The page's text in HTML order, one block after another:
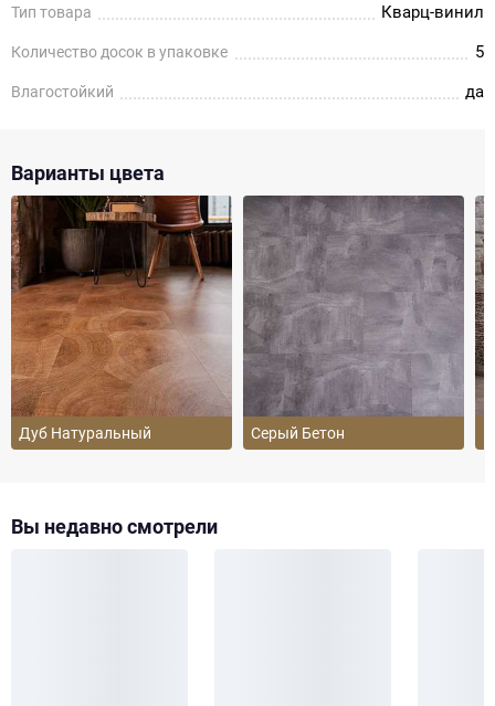
Тип товара Кварц-винил
Количество досок в упаковке 5
Влагостойкий да
Варианты цвета
Дуб Натуральный Серый Бетон
Вы недавно смотрели